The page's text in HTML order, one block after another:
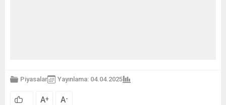
Piyasalar Yayınlama: 04.04.2025
A+ A-